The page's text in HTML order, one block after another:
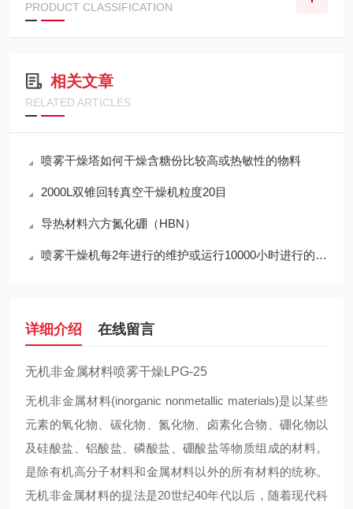
PRODUCT CLASSIFICATION
相关文章
RELATED ARTICLES
喷雾干燥塔如何干燥含糖份比较高或热敏性的物料
2000L双锥回转真空干燥机粒度20目
导热材料六方氮化硼（HBN）
喷雾干燥机每2年进行的维护或运行10000小时进行的维护
详细介绍 在线留言
无机非金属材料喷雾干燥LPG-25
无机非金属材料(inorganic nonmetallic materials)是以某些
元素的氧化物、碳化物、氮化物、卤素化合物、硼化物以
及硅酸盐、铝酸盐、磷酸盐、硼酸盐等物质组成的材料。
是除有机高分子材料和金属材料以外的所有材料的统称。
无机非金属材料的提法是20世纪40年代以后，随着现代科